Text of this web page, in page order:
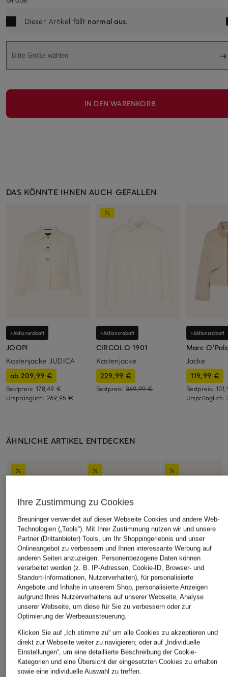
Dieser Artikel fällt normal aus.
Bitte Größe wählen
IN DEN WARENKORB
DAS KÖNNTE IHNEN AUCH GEFALLEN
+Aktionsrabatt
JOOP!
Kastenjacke JUDICA
ab 209,99 €
Bestpreis:178,49 €
Ursprünglich: 269,95 €
+Aktionsrabatt
CIRCOLO 1901
Kastenjacke
229,99 €
Bestpreis: 369,99 €
+Aktionsrabatt
Marc
Jacke
119,99 €
Bestpreis:
Ursprünglich:
ÄHNLICHE ARTIKEL ENTDECKEN
Ihre Zustimmung zu Cookies
Breuninger verwendet auf dieser Webseite Cookies und andere Web-
Technologien („Tools“). Mit Ihrer Zustimmung nutzen wir und unsere
Partner (Drittanbieter) Tools, um Ihr Shoppingerlebnis und unser
Onlineangebot zu verbessern und Ihnen interessante Werbung auf
anderen Seiten anzuzeigen. Personenbezogene Daten können
verarbeitet werden (z. B. IP-Adressen, Cookie-ID, Browser- und
Standort-Informationen, Nutzerverhalten), für personalisierte
Angebote und Inhalte in unserem Shop, personalisierte Anzeigen
aufgrund Ihres Nutzerverhaltens auf unserer Webseite, Analyse
unserer Webseite, um diese für Sie zu verbessern oder zur
Optimierung der Werbeaussteuerung.
Klicken Sie auf „Ich stimme zu“ um alle Cookies zu akzeptieren und
direkt zur Webseite weiter zu navigieren; oder auf „Individuelle
Einstellungen“, um eine detaillierte Beschreibung der Cookie-
Kategorien und eine Übersicht der eingesetzten Cookies zu erhalten
sowie eine individuelle Auswahl zu treffen.